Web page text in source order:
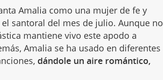
Amalia como una mujer de fe y
santoral del mes de julio. Aunque no
mantiene vivo este apodo a
Amalia se ha usado en diferentes
dándole un aire romántico,